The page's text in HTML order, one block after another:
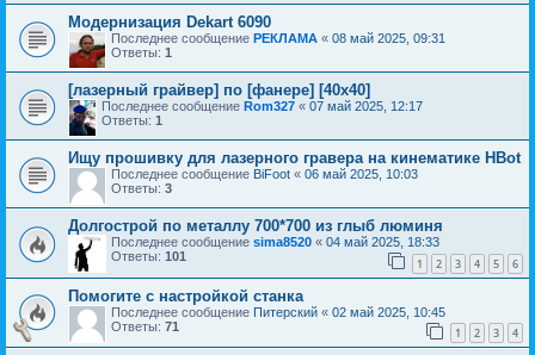
Модернизация Dekart 6090
Последнее сообщение РЕКЛАМА « 08 май 2025, 09:31
Ответы: 1
[лазерный грайвер] по [фанере] [40х40]
Последнее сообщение Rom327 « 07 май 2025, 12:17
Ответы: 1
Ищу прошивку для лазерного гравера на кинематике HBot
Последнее сообщение BiFoot « 06 май 2025, 10:03
Ответы: 3
Долгострой по металлу 700*700 из глыб люминя
Последнее сообщение sima8520 « 04 май 2025, 18:33
Ответы: 101 1 2 3 4 5 6
Помогите с настройкой станка
Последнее сообщение Питерский « 02 май 2025, 10:45
Ответы: 71 1 2 3 4